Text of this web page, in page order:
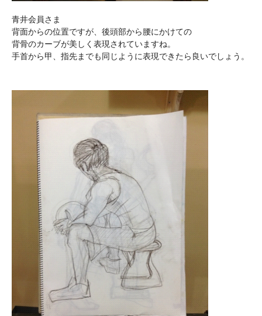
青井会員さま
背面からの位置ですが、後頭部から腰にかけての
背骨のカーブが美しく表現されていますね。
手首から甲、指先までも同じように表現できたら良いでしょう。